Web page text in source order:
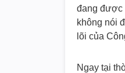
đang được
không nói
lõi của
Ngay tại